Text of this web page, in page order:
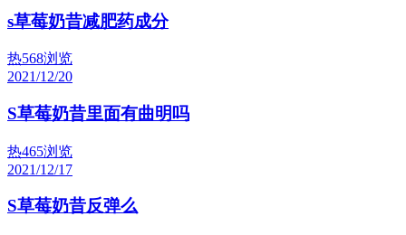
s草莓奶昔减肥药成分
热568浏览
2021/12/20
S草莓奶昔里面有曲明吗
热465浏览
2021/12/17
S草莓奶昔反弹么